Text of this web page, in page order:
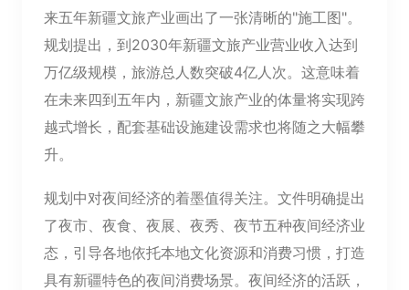
来五年新疆文旅产业画出了一张清晰的"施工图"。
规划提出，到2030年新疆文旅产业营业收入达到
万亿级规模，旅游总人数突破4亿人次。这意味着
在未来四到五年内，新疆文旅产业的体量将实现跨
越式增长，配套基础设施建设需求也将随之大幅攀
升。
规划中对夜间经济的着墨值得关注。文件明确提出
了夜市、夜食、夜展、夜秀、夜节五种夜间经济业
态，引导各地依托本地文化资源和消费习惯，打造
具有新疆特色的夜间消费场景。夜间经济的活跃，